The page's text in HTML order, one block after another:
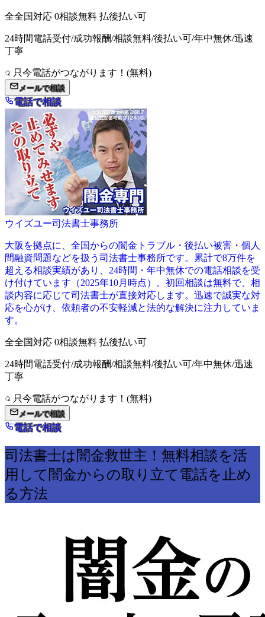
全全国対応 0相談無料 払後払い可
24時間電話受付/成功報酬/相談無料/後払い可/年中無休/迅速
丁寧
只今電話がつながります！(無料)
メールで相談
電話で相談
ウイズユー司法書士事務所
大阪を拠点に、全国からの闇金トラブル・後払い被害・個人
間融資問題などを扱う司法書士事務所です。累計で8万件を
超える相談実績があり、24時間・年中無休での電話相談を受
け付けています（2025年10月時点）。初回相談は無料で、相
談内容に応じて司法書士が直接対応します。迅速で誠実な対
応を心がけ、依頼者の不安軽減と法的な解決に注力していま
す。
全全国対応 0相談無料 払後払い可
24時間電話受付/成功報酬/相談無料/後払い可/年中無休/迅速
丁寧
只今電話がつながります！(無料)
メールで相談
電話で相談
司法書士は闇金救世主！無料相談を活
用して闇金からの取り立て電話を止め
る方法